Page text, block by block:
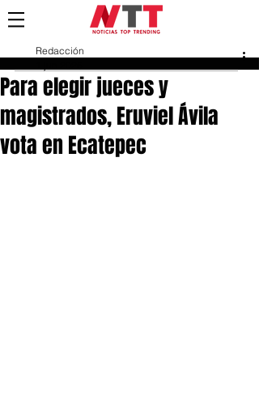
Para elegir jueces y
magistrados, Eruviel Ávila
vota en Ecatepec
Redacción